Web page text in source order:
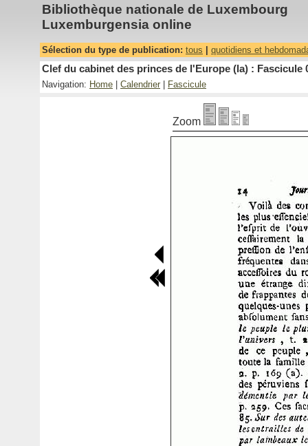
Bibliothèque nationale de Luxembourg
Luxemburgensia online
Sélection du type de publication: tous quotidiens et
Clef du cabinet des princes de l'Europe (la) : Fascicule
Navigation: Home Calendrier Fascicule
Zoom